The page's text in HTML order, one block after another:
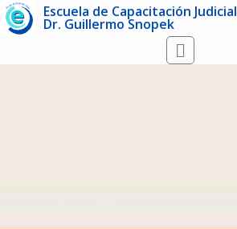
Escuela de Capacitación Judicial
Dr. Guillermo Snopek